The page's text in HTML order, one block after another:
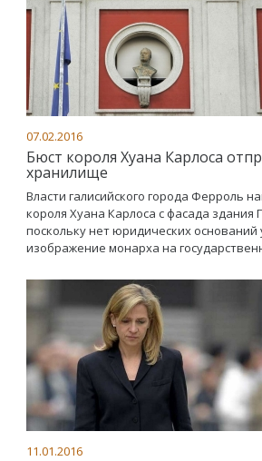
07.02.2016
Бюст короля Хуана Карлоса
хранилище
Власти галисийского города Ферроль
короля Хуана Карлоса с фасада здания
поскольку нет юридических оснований
изображение монарха на
11.01.2016